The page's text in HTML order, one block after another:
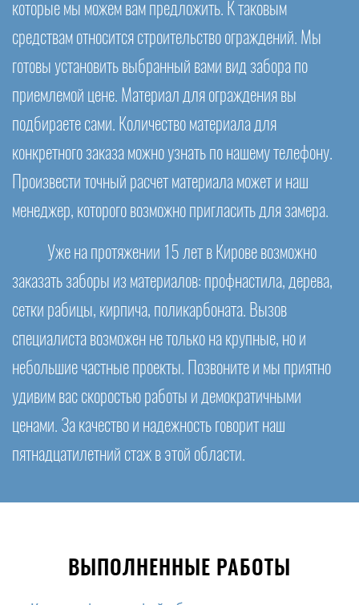
которые мы можем вам предложить. К таковым
средствам относится строительство ограждений. Мы
готовы установить выбранный вами вид забора по
приемлемой цене. Материал для ограждения вы
подбираете сами. Количество материала для
конкретного заказа можно узнать по нашему телефону.
Произвести точный расчет материала может и наш
менеджер, которого возможно пригласить для замера.
Уже на протяжении 15 лет в Кирове возможно
заказать заборы из материалов: профнастила, дерева,
сетки рабицы, кирпича, поликарбоната. Вызов
специалиста возможен не только на крупные, но и
небольшие частные проекты. Позвоните и мы приятно
удивим вас скоростью работы и демократичными
ценами. За качество и надежность говорит наш
пятнадцатилетний стаж в этой области.
ВЫПОЛНЕННЫЕ РАБОТЫ